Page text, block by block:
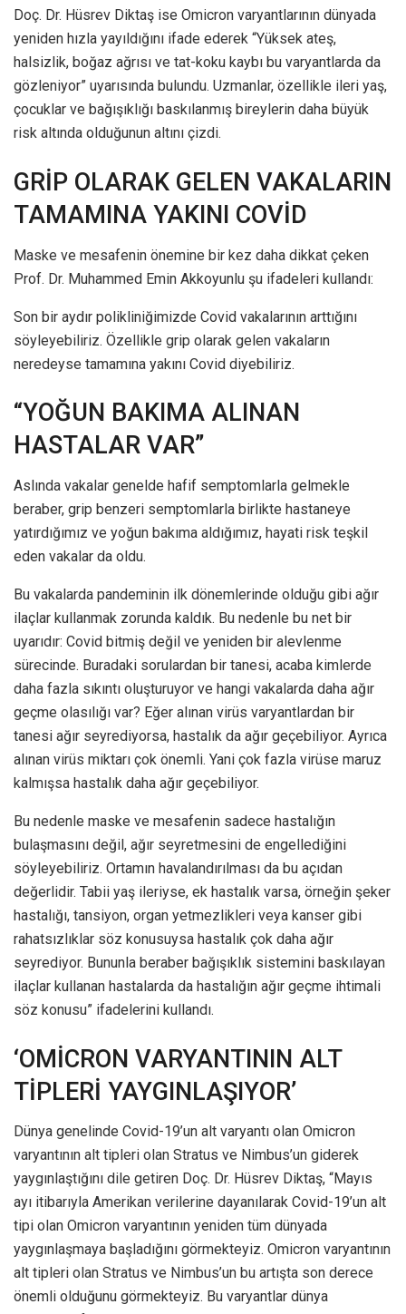
Doç. Dr. Hüsrev Diktaş ise Omicron varyantlarının dünyada
yeniden hızla yayıldığını ifade ederek “Yüksek ateş,
halsizlik, boğaz ağrısı ve tat-koku kaybı bu varyantlarda da
gözleniyor” uyarısında bulundu. Uzmanlar, özellikle ileri yaş,
çocuklar ve bağışıklığı baskılanmış bireylerin daha büyük
risk altında olduğunun altını çizdi.
GRİP OLARAK GELEN VAKALARIN
TAMAMINA YAKINI COVİD
Maske ve mesafenin önemine bir kez daha dikkat çeken
Prof. Dr. Muhammed Emin Akkoyunlu şu ifadeleri kullandı:
Son bir aydır polikliniğimizde Covid vakalarının arttığını
söyleyebiliriz. Özellikle grip olarak gelen vakaların
neredeyse tamamına yakını Covid diyebiliriz.
“YOĞUN BAKIMA ALINAN
HASTALAR VAR”
Aslında vakalar genelde hafif semptomlarla gelmekle
beraber, grip benzeri semptomlarla birlikte hastaneye
yatırdığımız ve yoğun bakıma aldığımız, hayati risk teşkil
eden vakalar da oldu.
Bu vakalarda pandeminin ilk dönemlerinde olduğu gibi ağır
ilaçlar kullanmak zorunda kaldık. Bu nedenle bu net bir
uyarıdır: Covid bitmiş değil ve yeniden bir alevlenme
sürecinde. Buradaki sorulardan bir tanesi, acaba kimlerde
daha fazla sıkıntı oluşturuyor ve hangi vakalarda daha ağır
geçme olasılığı var? Eğer alınan virüs varyantlardan bir
tanesi ağır seyrediyorsa, hastalık da ağır geçebiliyor. Ayrıca
alınan virüs miktarı çok önemli. Yani çok fazla virüse maruz
kalmışsa hastalık daha ağır geçebiliyor.
Bu nedenle maske ve mesafenin sadece hastalığın
bulaşmasını değil, ağır seyretmesini de engellediğini
söyleyebiliriz. Ortamın havalandırılması da bu açıdan
değerlidir. Tabii yaş ileriyse, ek hastalık varsa, örneğin şeker
hastalığı, tansiyon, organ yetmezlikleri veya kanser gibi
rahatsızlıklar söz konusuysa hastalık çok daha ağır
seyrediyor. Bununla beraber bağışıklık sistemini baskılayan
ilaçlar kullanan hastalarda da hastalığın ağır geçme ihtimali
söz konusu” ifadelerini kullandı.
‘OMİCRON VARYANTININ ALT
TİPLERİ YAYGINLAŞIYOR’
Dünya genelinde Covid-19’un alt varyantı olan Omicron
varyantının alt tipleri olan Stratus ve Nimbus’un giderek
yaygınlaştığını dile getiren Doç. Dr. Hüsrev Diktaş, “Mayıs
ayı itibarıyla Amerikan verilerine dayanılarak Covid-19’un alt
tipi olan Omicron varyantının yeniden tüm dünyada
yaygınlaşmaya başladığını görmekteyiz. Omicron varyantının
alt tipleri olan Stratus ve Nimbus’un bu artışta son derece
önemli olduğunu görmekteyiz. Bu varyantlar dünya